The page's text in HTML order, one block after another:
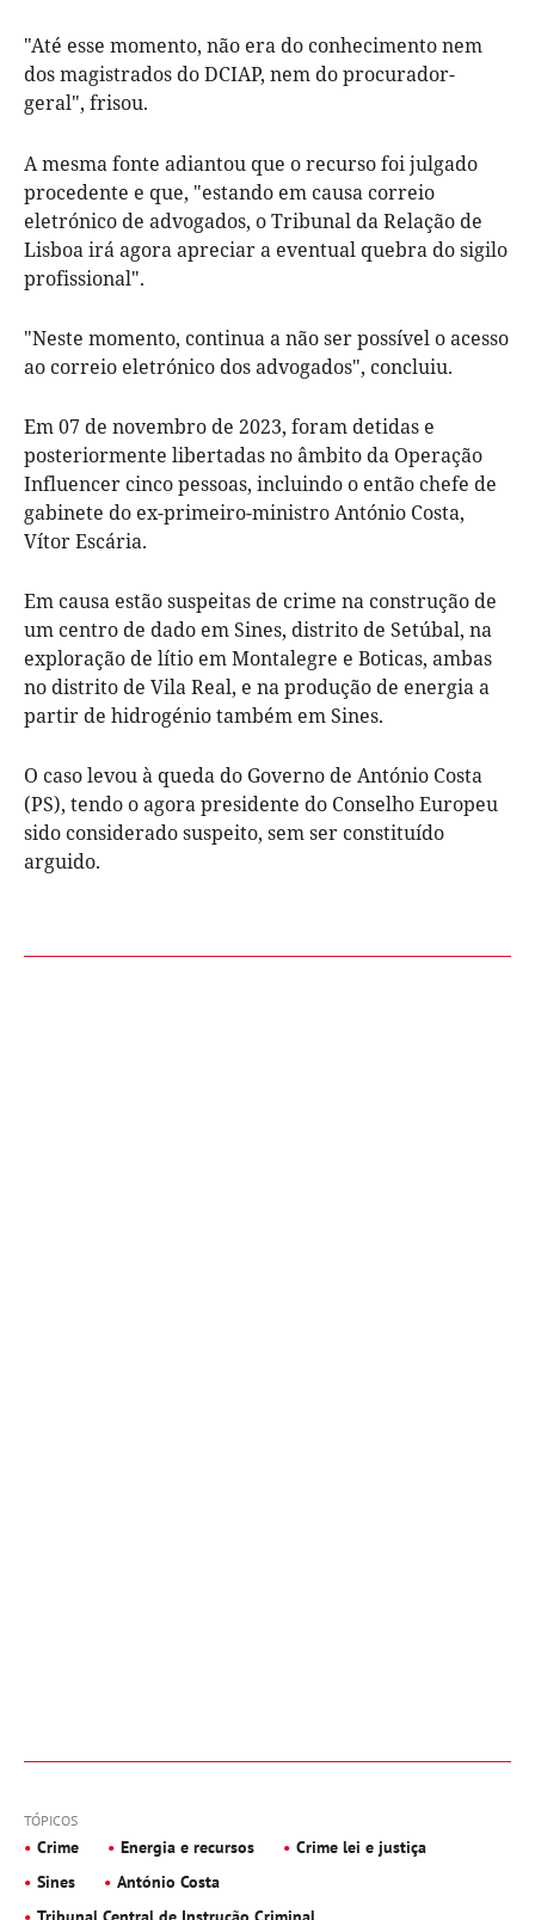
"Até esse momento, não era do conhecimento nem
dos magistrados do DCIAP, nem do procurador-
geral", frisou.
A mesma fonte adiantou que o recurso foi julgado
procedente e que, "estando em causa correio
eletrónico de advogados, o Tribunal da Relação de
Lisboa irá agora apreciar a eventual quebra do sigilo
profissional".
"Neste momento, continua a não ser possível o acesso
ao correio eletrónico dos advogados", concluiu.
Em 07 de novembro de 2023, foram detidas e
posteriormente libertadas no âmbito da Operação
Influencer cinco pessoas, incluindo o então chefe de
gabinete do ex-primeiro-ministro António Costa,
Vítor Escária.
Em causa estão suspeitas de crime na construção de
um centro de dado em Sines, distrito de Setúbal, na
exploração de lítio em Montalegre e Boticas, ambas
no distrito de Vila Real, e na produção de energia a
partir de hidrogénio também em Sines.
O caso levou à queda do Governo de António Costa
(PS), tendo o agora presidente do Conselho Europeu
sido considerado suspeito, sem ser constituído
arguido.
TÓPICOS
Crime Energia e recursos
Crime lei e justiça
Sines
António Costa